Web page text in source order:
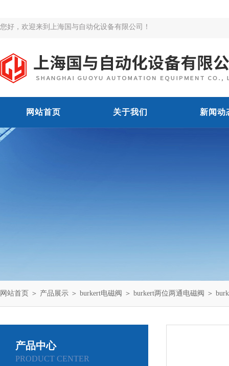
您好，欢迎来到上海国与自动化设备有限公司！
网站首页 关于我们 新闻动
网站首页 ＞ 产品展示 ＞ burkert电磁阀 ＞ burkert两位两通电磁阀 ＞
产品中心
PRODUCT CENTER